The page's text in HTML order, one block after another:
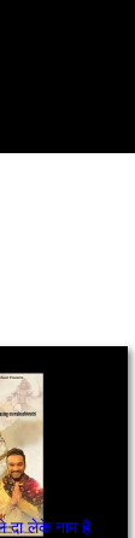
दा लेके नाम है